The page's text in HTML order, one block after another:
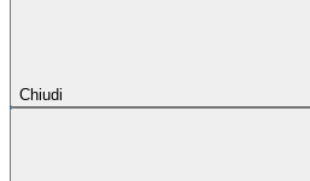
Chiudi